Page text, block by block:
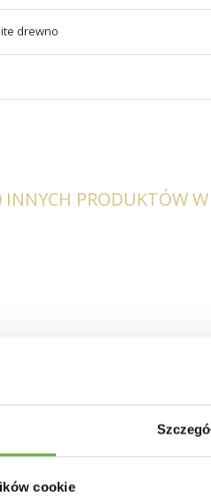
cookie
drewno
INNYCH PRODUKTÓW